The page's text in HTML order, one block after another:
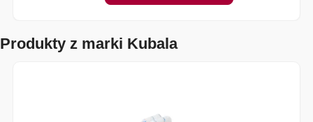
Produkty z marki Kubala